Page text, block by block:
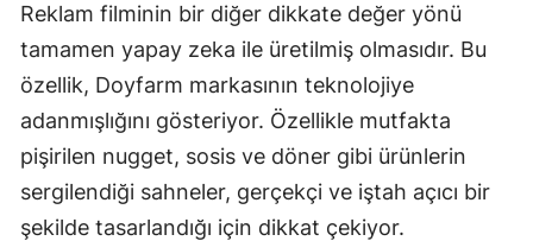
Reklam filminin bir diğer dikkate değer yönü
tamamen yapay zeka ile üretilmiş olmasıdır. Bu
özellik, Doyfarm markasının teknolojiye
adanmışlığını gösteriyor. Özellikle mutfakta
pişirilen nugget, sosis ve döner gibi ürünlerin
sergilendiği sahneler, gerçekçi ve iştah açıcı bir
şekilde tasarlandığı için dikkat çekiyor.